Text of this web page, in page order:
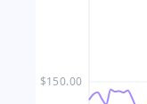
$150.00